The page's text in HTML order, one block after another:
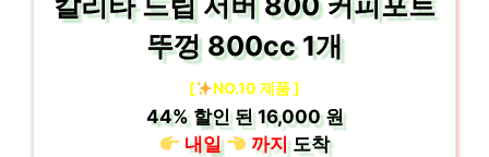
뚜껑 800cc 1개
[ NO.10 제품 ]
44%할인 된16,000 원
내일
까지도착